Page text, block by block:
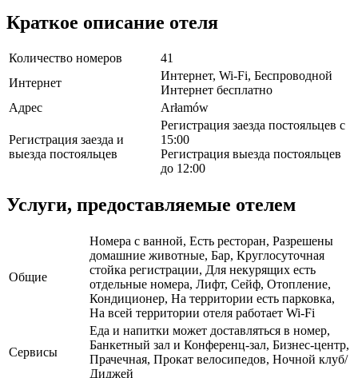
Краткое описание отеля
Количество номеров
41
Интернет
Интернет, Wi-Fi, Беспроводной
Интернет бесплатно
Адрес
Arłamów
Регистрация заезда и
выезда постояльцев
Регистрация заезда постояльцев с
15:00
Регистрация выезда постояльцев
до 12:00
Услуги, предоставляемые отелем
Общие
Номера с ванной, Есть ресторан, Разрешены
домашние животные, Бар, Круглосуточная
стойка регистрации, Для некурящих есть
отдельные номера, Лифт, Сейф, Отопление,
Кондиционер, На территории есть парковка,
На всей территории отеля работает Wi-Fi
Сервисы
Еда и напитки может доставляться в номер,
Банкетный зал и Конференц-зал, Бизнес-центр,
Прачечная, Прокат велосипедов, Ночной клуб/
Диджей